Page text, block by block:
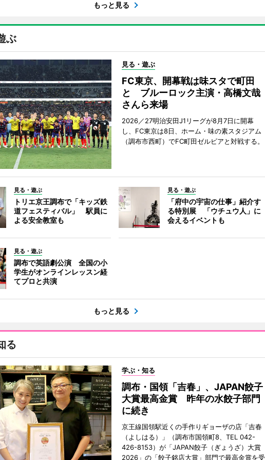
もっと見る
ぶ
見る・遊ぶ
FC東京、開幕戦は味スタで町田
と ブルーロック主演・高橋文哉
さんら来場
2026／27明治安田J1リーグが8月7日に開幕
し、FC東京は8日、ホーム・味の素スタジアム
（調布市西町）でFC町田ゼルビアと対戦する。
見る・遊ぶ
トリエ京王調布で「キッズ鉄
道フェスティバル」 駅員に
よる安全教室も
見る・遊ぶ
「府中の宇宙の仕事」紹介す
る特別展 「ウチュウ人」に
会えるイベントも
見る・遊ぶ
調布で英語劇公演 全国の小
学生がオンラインレッスン経
てプロと共演
もっと見る
る
学ぶ・知る
調布・国領「吉春」、JAPAN餃子
大賞最高金賞 昨年の水餃子部門
に続き
京王線国領駅近くの手作りギョーザの店「吉春
（よしはる）」（調布市国領町8、TEL 042-
426-8153）が「JAPAN餃子（ぎょうざ）大賞
2026」の「餃子銘店大賞」部門で最高金賞を受